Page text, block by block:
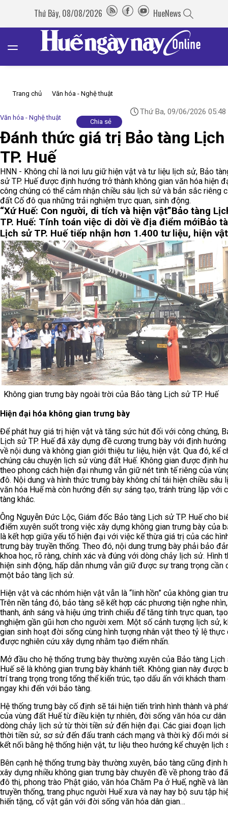
Thứ Bảy, 08/08/2026 HueNews
Trang chủ Văn hóa - Nghệ thuật
Văn hóa - Nghệ thuật
Thứ Ba, 09/06/2026 05:48
Chia sẻ
Đánh thức giá trị Bảo tàng
TP. Huế
HNN - Không chỉ là nơi lưu giữ hiện vật và tư liệu lịch sử, Bảo
sử TP. Huế được định hướng trở thành không gian văn hóa hiện
công chúng có thể cảm nhận chiều sâu lịch sử và bản sắc riêng
đất Cố đô qua những trải nghiệm trực quan, sinh động.
“Xứ Huế: Con người, di tích và hiện vật”Bảo tàng
TP. Huế: Tính toán việc di dời về địa điểm mớiBảo
Lịch sử TP. Huế tiếp nhận hơn 1.400 tư liệu, hiện vật
Không gian trưng bày ngoài trời của Bảo tàng Lịch sử TP. Huế
Hiện đại hóa không gian trưng bày
Để phát huy giá trị hiện vật và tăng sức hút đối với công chúng,
Lịch sử TP. Huế đã xây dựng đề cương trưng bày với định hướng
về nội dung và không gian giới thiệu tư liệu, hiện vật. Qua đó, kể
chúng câu chuyện lịch sử vùng đất Huế. Không gian được định
theo phong cách hiện đại nhưng vẫn giữ nét tinh tế riêng của
đô. Nội dung và hình thức trưng bày không chỉ tái hiện chiều sâu
văn hóa Huế mà còn hướng đến sự sáng tạo, tránh trùng lặp với
tàng khác.
Ông Nguyễn Đức Lộc, Giám đốc Bảo tàng Lịch sử TP. Huế cho
điểm xuyên suốt trong việc xây dựng không gian trưng bày của
là kết hợp giữa yếu tố hiện đại với việc kế thừa giá trị của các
trưng bày truyền thống. Theo đó, nội dung trưng bày phải bảo
khoa học, rõ ràng, chính xác và đúng với dòng chảy lịch sử. Hình
hiện sinh động, hấp dẫn nhưng vẫn giữ được sự trang trọng cần
một bảo tàng lịch sử.
Hiện vật và các nhóm hiện vật vẫn là “linh hồn” của không gian
Trên nền tảng đó, bảo tàng sẽ kết hợp các phương tiện nghe
thanh, ánh sáng và hiệu ứng trình chiếu để tăng tính trực quan,
nghiệm gần gũi hơn cho người xem. Một số cảnh tượng lịch sử,
gian sinh hoạt đời sống cùng hình tượng nhân vật theo tỷ lệ thực
được nghiên cứu xây dựng nhằm tạo điểm nhấn.
Mở đầu cho hệ thống trưng bày thường xuyên của Bảo tàng Lịch
Huế sẽ là không gian trưng bày khánh tiết. Không gian này được
trí trang trọng trong tổng thể kiến trúc, tạo dấu ấn với khách tham
ngay khi đến với bảo tàng.
Hệ thống trưng bày cố định sẽ tái hiện tiến trình hình thành và
của vùng đất Huế từ điều kiện tự nhiên, đời sống văn hóa cư dân
dòng chảy lịch sử từ thời tiền sử đến hiện đại. Các giai đoạn
thời tiền sử, sơ sử đến đấu tranh cách mạng và thời kỳ đổi mới
kết nối bằng hệ thống hiện vật, tư liệu theo hướng kể chuyện lịch
Bên cạnh hệ thống trưng bày thường xuyên, bảo tàng cũng định
xây dựng nhiều không gian trưng bày chuyên đề về phong trào
đô thị, phong trào Phật giáo, văn hóa Chăm Pa ở Huế, nghề và
truyền thống, trang phục người Huế xưa và nay hay bộ sưu tập
hiến tặng, cổ vật gắn với đời sống văn hóa dân gian…